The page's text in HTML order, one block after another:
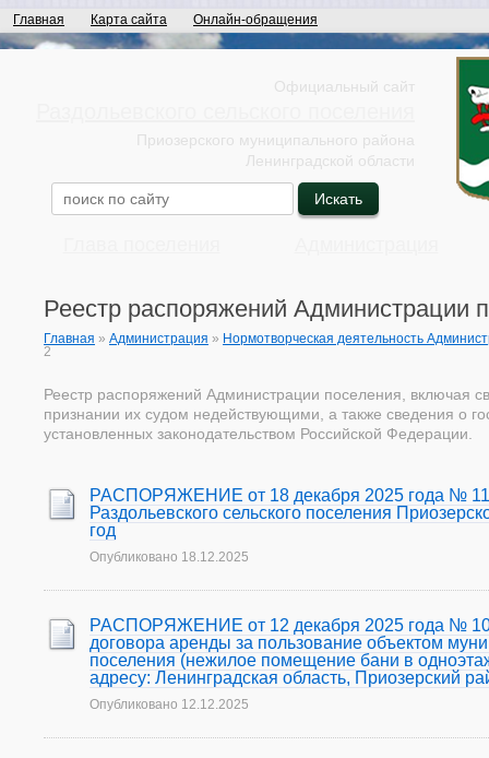
Главная Карта сайта Онлайн-обращения
Официальный сайт
Приозерского муниципального района
Ленинградской области
Реестр распоряжений Администрации
Главная » Администрация » Нормотворческая деятельность
2
Реестр распоряжений Администрации поселения, включая
признании их судом недействующими, а также сведения о
установленных законодательством Российской Федерации.
РАСПОРЯЖЕНИЕ от 18 декабря 2025 года № 110
Раздольевского сельского поселения
год
Опубликовано 18.12.2025
РАСПОРЯЖЕНИЕ от 12 декабря 2025 года №
договора аренды за пользование объектом
поселения (нежилое помещение бани в
адресу: Ленинградская область, Приозерский
Опубликовано 12.12.2025